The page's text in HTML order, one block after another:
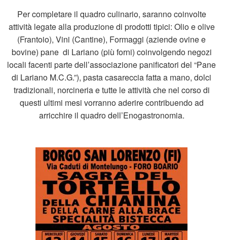
Per completare il quadro culinario, saranno coinvolte
attività legate alla produzione di prodotti tipici: Olio e olive
(Frantoio), Vini (Cantine), Formaggi (aziende ovine e
bovine) pane di Lariano (più forni) coinvolgendo negozi
locali facenti parte dell’associazione panificatori del “Pane
di Lariano M.C.G.”), pasta casareccia fatta a mano, dolci
tradizionali, norcineria e tutte le attività che nel corso di
questi ultimi mesi vorranno aderire contribuendo ad
arricchire il quadro dell’Enogastronomia.